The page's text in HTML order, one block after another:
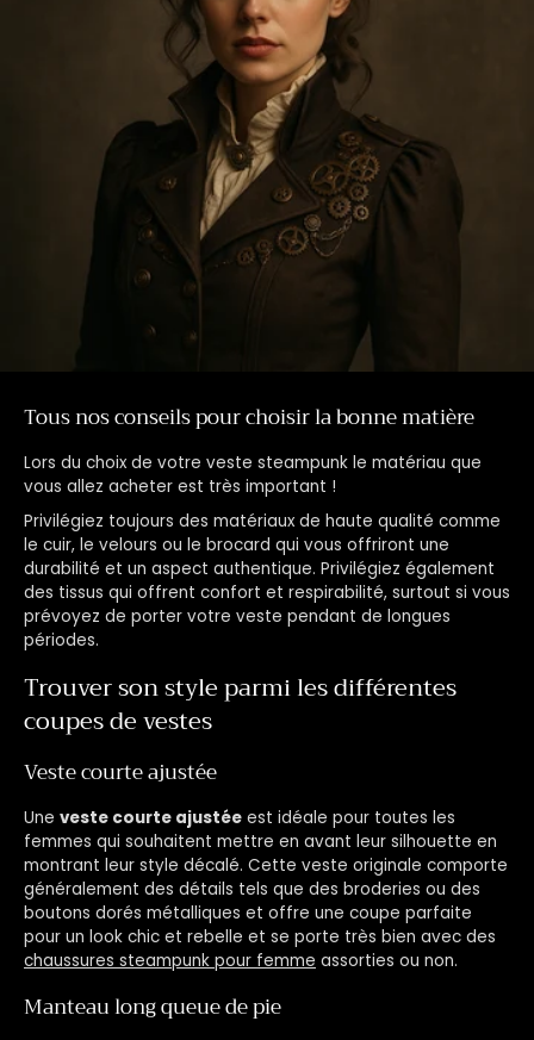
Tous nos conseils pour choisir la bonne matière
Lors du choix de votre veste steampunk le matériau que
vous allez acheter est très important !
Privilégiez toujours des matériaux de haute qualité comme
le cuir, le velours ou le brocard qui vous offriront une
durabilité et un aspect authentique. Privilégiez également
des tissus qui offrent confort et respirabilité, surtout si vous
prévoyez de porter votre veste pendant de longues
périodes.
Trouver son style parmi les différentes
coupes de vestes
Veste courte ajustée
Une veste courte ajustée est idéale pour toutes les
femmes qui souhaitent mettre en avant leur silhouette en
montrant leur style décalé. Cette veste originale comporte
généralement des détails tels que des broderies ou des
boutons dorés métalliques et offre une coupe parfaite
pour un look chic et rebelle et se porte très bien avec des
chaussures steampunk pour femme assorties ou non.
Manteau long queue de pie